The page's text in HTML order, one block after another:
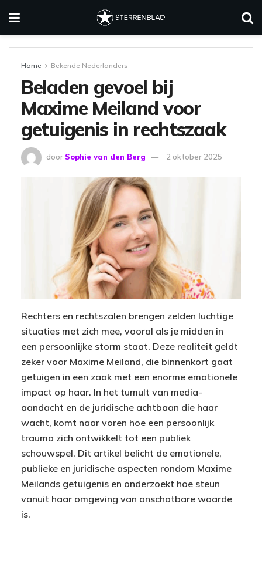
Home Bekende Nederlanders
Beladen gevoel bij
Maxime Meiland voor
getuigenis in rechtszaak
door Sophie van den Berg 2 oktober 2025
Rechters en rechtszalen brengen zelden luchtige
situaties met zich mee, vooral als je midden in
een persoonlijke storm staat. Deze realiteit geldt
zeker voor Maxime Meiland, die binnenkort gaat
getuigen in een zaak met een enorme emotionele
impact op haar. In het tumult van media-
aandacht en de juridische achtbaan die haar
wacht, komt naar voren hoe een persoonlijk
trauma zich ontwikkelt tot een publiek
schouwspel. Dit artikel belicht de emotionele,
publieke en juridische aspecten rondom Maxime
Meilands getuigenis en onderzoekt hoe steun
vanuit haar omgeving van onschatbare waarde
is.